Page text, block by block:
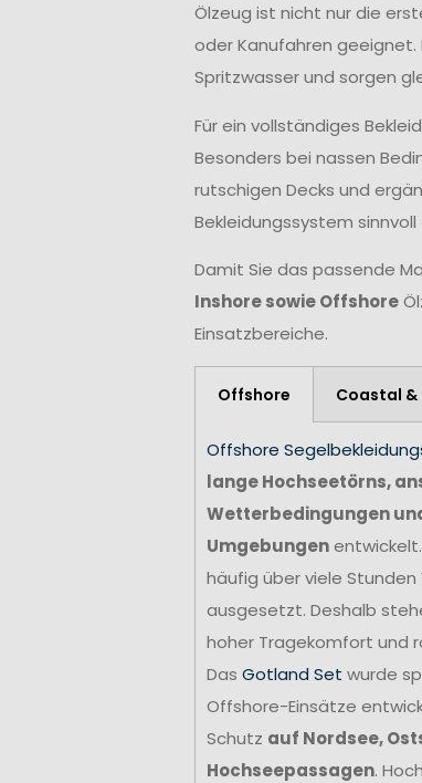
Ölzeug ist nicht nur die
oder Kanufahren geeignet.
Spritzwasser und sorgen
Für ein vollständiges
Besonders bei nassen
rutschigen Decks und
Bekleidungssystem
Damit Sie das passende
Inshore sowie Offshore
Einsatzbereiche.
Offshore Coastal &
Offshore
lange Hochseetörns,
Wetterbedingungen
Umgebungenentwickelt.
häufig über viele Stunden
ausgesetzt. Deshalb
hoher Tragekomfort und
Das Gotland Set wurde
Offshore-Einsätze
Schutz auf Nordsee,
Hochseepassagen.